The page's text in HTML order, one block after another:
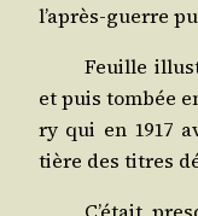
l’a­près-guerre
Feuille
et puis tom­bée
ry qui en 1917
tière des titres